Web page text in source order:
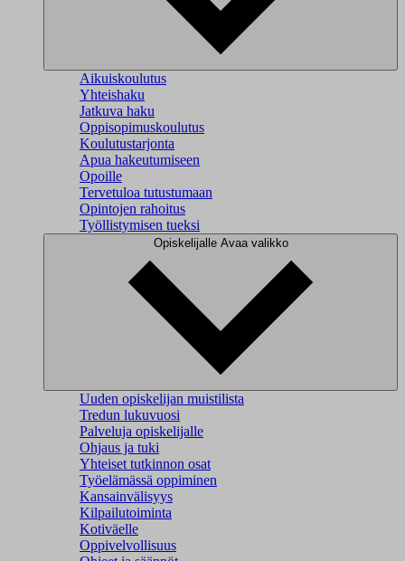
Aikuiskoulutus
Yhteishaku
Jatkuva haku
Oppisopimuskoulutus
Koulutustarjonta
Apua hakeutumiseen
Opoille
Tervetuloa tutustumaan
Opintojen rahoitus
Työllistymisen tueksi
Opiskelijalle Avaa valikko
Uuden opiskelijan muistilista
Tredun lukuvuosi
Palveluja opiskelijalle
Ohjaus ja tuki
Yhteiset tutkinnon osat
Työelämässä oppiminen
Kansainvälisyys
Kilpailutoiminta
Kotiväelle
Oppivelvollisuus